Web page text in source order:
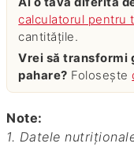
calculatorul pentru
cantitățile.
Vrei să transformi gramele în linguri, căni sau
pahare? Folosește
Note:
1. Datele nutriționale furnizate la unele rețete sunt